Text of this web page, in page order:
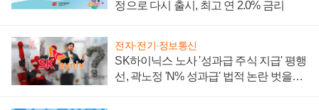
정으로 다시 출시, 최고 연 2.0% 금리
전자·전기·정보통신
SK하이닉스 노사 '성과급 주식 지급' 평행
선, 곽노정 'N% 성과급' 법적 논란 벗을지